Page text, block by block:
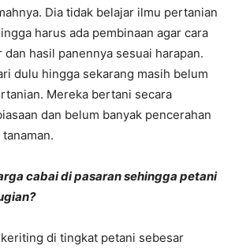
Dia tidak belajar ilmu pertanian
harus ada pembinaan agar cara
hasil panennya sesuai harapan.
dulu hingga sekarang masih belum
Mereka bertani secara
dan belum banyak pencerahan
cabai di pasaran sehingga petani
di tingkat petani sebesar